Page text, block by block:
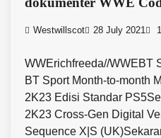
Westwillscot 28 July 2021
WWErichfreeda//WWEBT
BT Sport Month-to-month
2K23 Edisi Standar
2K23 Cross-Gen Digital
Sequence X|S